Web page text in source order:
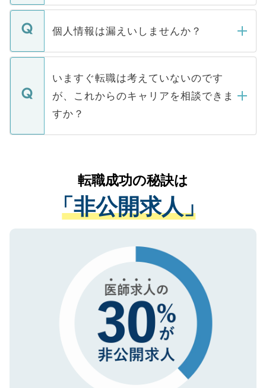
ません。
■応募殺到を避けるため 人気のある医療機
関を公にしてしまうと、応募が殺到する場
に、医療機関が求める条件に合った人材の
みを人材紹介会社に依頼するケースが増え
ています。
転職・入職を強要することは一切ありませ
ん。また、仮に応募先から内定をいただい
定を承諾する必要はありません。内定先へ
の辞退の連絡はキャリアパートナーが行い
個人情報は漏えいしませんか？
個人情報が漏えいすることはありませんの
で、ご安心ください。当サイトからの登録
などで収集したご登録者様の個人情報は、
ご本人のキャリアアップおよび転職活動の
支援を目的に使用いたします。お預かりし
ているすべての個人データはご本人の許可
は、個人情報の取り扱いについての厳密な
管理基準を満たした事業者のみに付与され
る、プライバシーマークを取得済みです。
で、機密保持に関してもご安心ください。
いますぐ転職は考えていないのです
が、これからのキャリアを相談できま
すか？
かがいして、現在の医療機関の状況や紹介
経験をまじえながら、適切なアドバイスを
させていただきます。すぐにご転職をされ
ない方には、長期的なサポートが可能です
ので、まずはご登録ください。
転職成功の秘訣は
「非公開求人」